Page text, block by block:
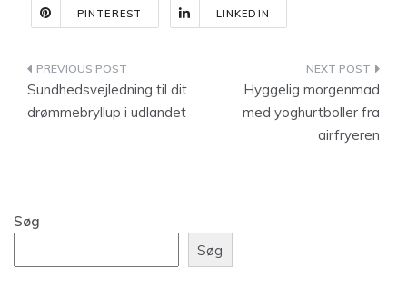
PINTEREST LINKEDIN
Indlægsnavigation
Sundhedsvejledning til dit
drømmebryllup i udlandet
Hyggelig morgenmad
med yoghurtboller fra
airfryeren
Søg
Søg